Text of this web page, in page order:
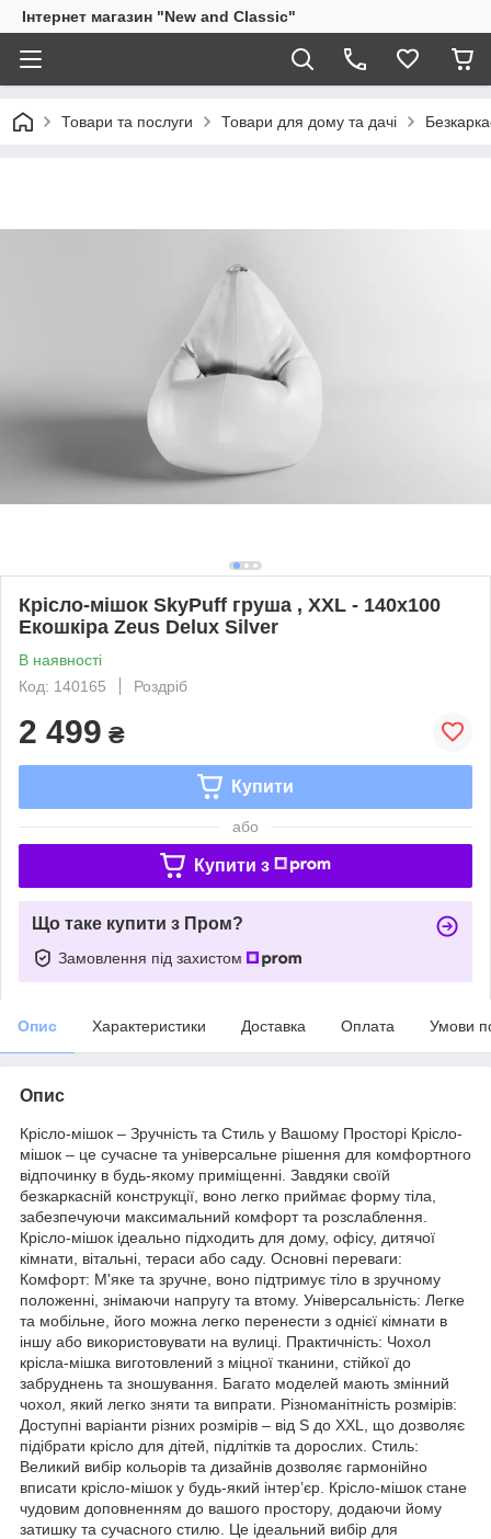
Інтернет магазин "New and Classic"
Товари та послуги Товари для дому та дачі
Крісло-мішок SkyPuff груша , XXL - 140х100
Екошкіра Zeus Delux Silver
В наявності
Код: 140165
Роздріб
2 499 ₴
Купити
або
Купити з
Що таке купити з Пром?
Замовлення під захистом
Опис Характеристики Доставка Оплата Умови
Опис
Крісло-мішок – Зручність та Стиль у Вашому Просторі Крісло-
мішок – це сучасне та універсальне рішення для комфортного
відпочинку в будь-якому приміщенні. Завдяки своїй
безкаркасній конструкції, воно легко приймає форму тіла,
забезпечуючи максимальний комфорт та розслаблення.
Крісло-мішок ідеально підходить для дому, офісу, дитячої
кімнати, вітальні, тераси або саду. Основні переваги:
Комфорт: М'яке та зручне, воно підтримує тіло в зручному
положенні, знімаючи напругу та втому. Універсальність: Легке
та мобільне, його можна легко перенести з однієї кімнати в
іншу або використовувати на вулиці. Практичність: Чохол
крісла-мішка виготовлений з міцної тканини, стійкої до
забруднень та зношування. Багато моделей мають змінний
чохол, який легко зняти та випрати. Різноманітність розмірів:
Доступні варіанти різних розмірів – від S до XXL, що дозволяє
підібрати крісло для дітей, підлітків та дорослих. Стиль:
Великий вибір кольорів та дизайнів дозволяє гармонійно
вписати крісло-мішок у будь-який інтер’єр. Крісло-мішок стане
чудовим доповненням до вашого простору, додаючи йому
затишку та сучасного стилю. Це ідеальний вибір для